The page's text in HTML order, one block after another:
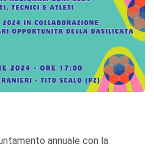
annuale con la